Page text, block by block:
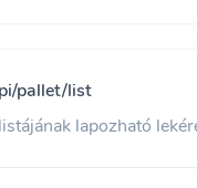
pallet/list
lapozható